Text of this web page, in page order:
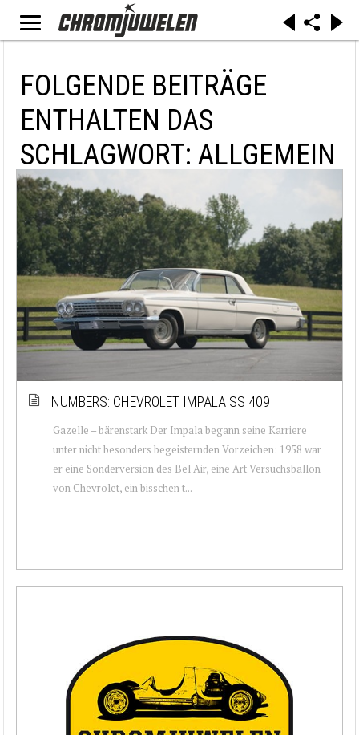
FOLGENDE BEITRÄGE
ENTHALTEN DAS
SCHLAGWORT: ALLGEMEIN
NUMBERS: CHEVROLET IMPALA SS 409
Gazelle – bärenstark Der Impala begann seine Karriere
unter nicht besonders begeisternden Vorzeichen: 1958 war
er eine Sonderversion des Bel Air, eine Art Versuchsballon
von Chevrolet, ein bisschen t...